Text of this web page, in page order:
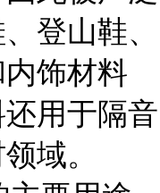
登山鞋、
饰材料
用于隔音
域。